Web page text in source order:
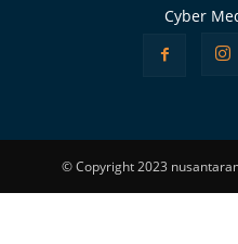
Cyber
© Copyright 2023